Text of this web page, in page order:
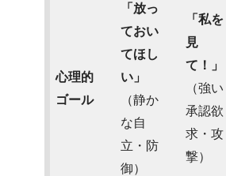
心理的
ゴール
「放っ
ておい
てほし
い」
（静か
な自
立・防
御）
「私を
見
て！」
（強い
承認欲
求・攻
撃）